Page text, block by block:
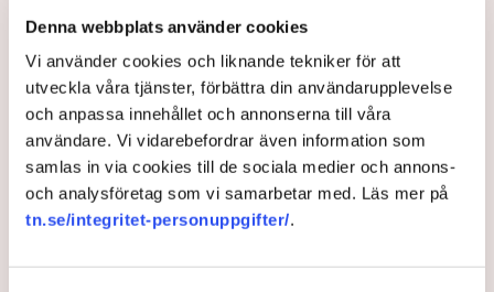
Denna webbplats använder cookies
Vi använder cookies och liknande tekniker för att
utveckla våra tjänster, förbättra din användarupplevelse
och anpassa innehållet och annonserna till våra
användare. Vi vidarebefordrar även information som
samlas in via cookies till de sociala medier och annons-
och analysföretag som vi samarbetar med. Läs mer på
tn.se/integritet-personuppgifter/.
Svenskarnas teknik avgör